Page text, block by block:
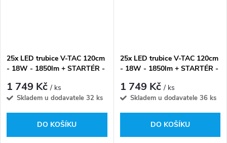
25x LED trubice V-TAC 120cm
- 18W - 1850lm + STARTÉR -
1 749 Kč/ ks
Skladem u dodavatele 32 ks
DO KOŠÍKU
25x LED trubice V-TAC 120cm
- 18W - 1850lm + STARTÉR -
1 749 Kč/ ks
Skladem u dodavatele 36 ks
DO KOŠÍKU